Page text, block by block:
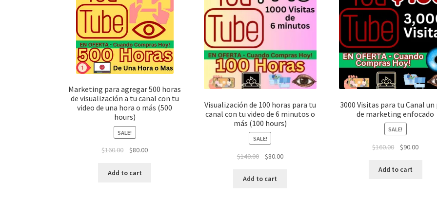
Marketing para agregar 500 horas
de visualización a tu canal con tu
video de una hora o más (500
hours)
SALE!
$160.00 $80.00
Add to cart
Visualización de 100 horas para tu
canal con tu video de 6 minutos o
más (100 hours)
SALE!
$140.00 $80.00
Add to cart
3000 Visitas para tu Canal
de marketing enfocado
SALE!
$160.00 $90.00
Add to cart